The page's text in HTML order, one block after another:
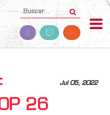
Jul 05, 2022
26